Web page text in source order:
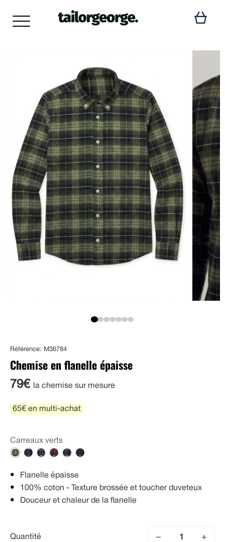
Référence: M36784
Chemise en flanelle épaisse
79€ la chemise sur mesure
65€ en multi-achat
Carreaux verts
Flanelle épaisse
100% coton - Texture brossée et toucher duveteux
Douceur et chaleur de la flanelle
Quantité − +